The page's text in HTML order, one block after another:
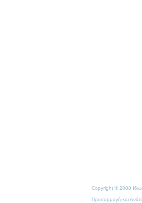
Copyright © 2008
Προσαρμογή και